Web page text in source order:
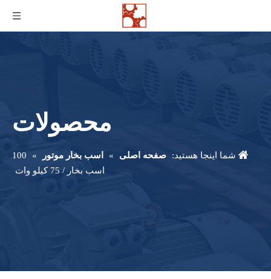
محصولات
شما اینجا هستید: صفحه اصلی » اسب بخار موتور »
100
اسب بخار / 75 کیلو وات